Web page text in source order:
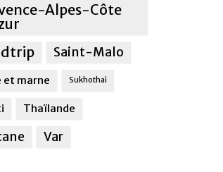
Alpes-Côte
Saint-Malo
et marne Sukhothai
Thaïlande
Var